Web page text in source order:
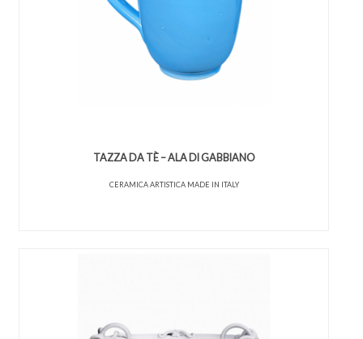
TAZZA DA TÈ – ALA DI GABBIANO
CERAMICA ARTISTICA MADE IN ITALY